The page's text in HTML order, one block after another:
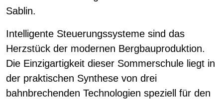
Sablin.
Intelligente Steuerungssysteme sind das
Herzstück der modernen Bergbauproduktion.
Die Einzigartigkeit dieser Sommerschule liegt in
der praktischen Synthese von drei
bahnbrechenden Technologien speziell für den